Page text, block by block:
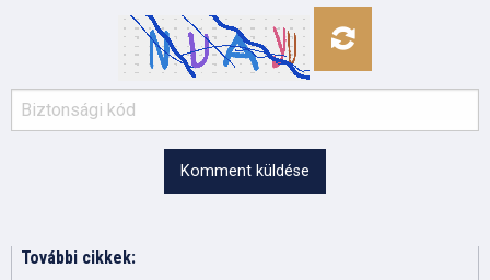
Komment küldése
További cikkek: